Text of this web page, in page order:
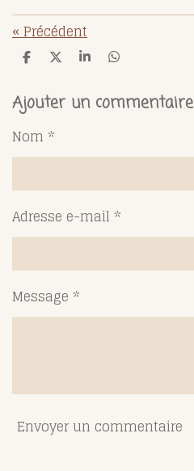
«Précédent
P
t
a
e
r
P
t
a
r
P
t
a
r
P
t
a
r
Ajouter un commentaire
Nom *
Adresse e-mail *
Message *
Envoyer un commentaire